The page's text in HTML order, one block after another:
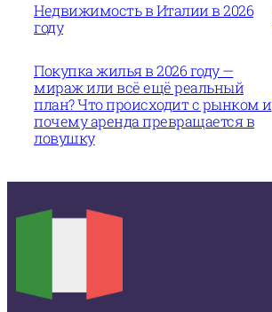
Недвижимость в Италии в 2026
году
Покупка жилья в 2026 году —
мираж или всё ещё реальный
план? Что происходит с рынком и
почему аренда превращается в
ловушку